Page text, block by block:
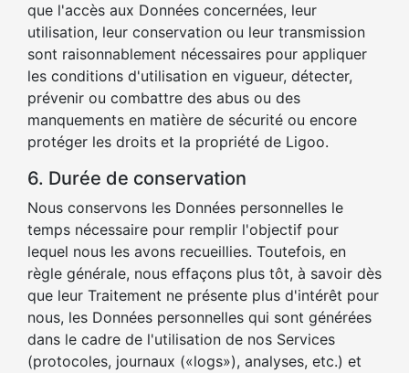
que l'accès aux Données concernées, leur
utilisation, leur conservation ou leur transmission
sont raisonnablement nécessaires pour appliquer
les conditions d'utilisation en vigueur, détecter,
prévenir ou combattre des abus ou des
manquements en matière de sécurité ou encore
protéger les droits et la propriété de Ligoo.
6. Durée de conservation
Nous conservons les Données personnelles le
temps nécessaire pour remplir l'objectif pour
lequel nous les avons recueillies. Toutefois, en
règle générale, nous effaçons plus tôt, à savoir dès
que leur Traitement ne présente plus d'intérêt pour
nous, les Données personnelles qui sont générées
dans le cadre de l'utilisation de nos Services
(protocoles, journaux («logs»), analyses, etc.) et